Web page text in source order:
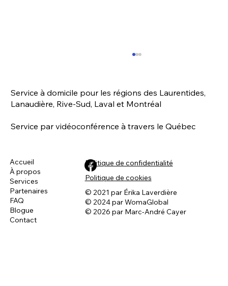
Découvrir le DAQ pour les animaux
Politique de confidentialité
Politique de cookies
© 2021 par Érika Laverdière
© 2024 par WomaGlobal
© 2026 par Marc-André Cayer
Service à domicile pour les régions des Laurentides,
Lanaudière, Rive-Sud, Laval et Montréal
Service par vidéoconférence à travers le Québec
Accueil
À propos
Services
Partenaires
FAQ
Blogue
Contact